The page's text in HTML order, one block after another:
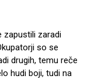
zapustili zaradi
so se
drugih, temu reče
hudi boji, tudi na